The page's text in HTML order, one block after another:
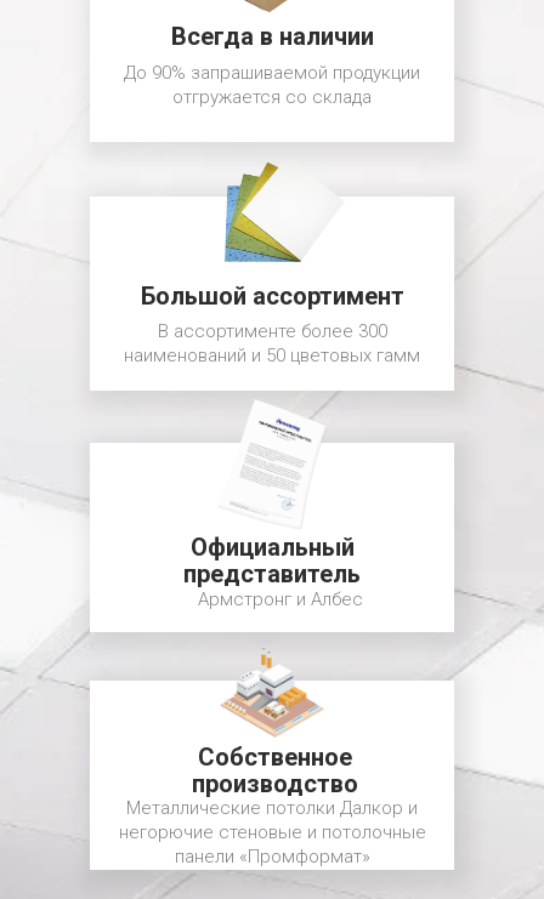
До 90% запрашиваемой продукции
отгружается со склада
Большой ассортимент
Официальный
представитель
Всегда в наличии
В ассортименте более 300
наименований и 50 цветовых гамм
Армстронг и Албес
Собственное
производство
Металлические потолки Далкор и
негорючие стеновые и потолочные
панели «Промформат»